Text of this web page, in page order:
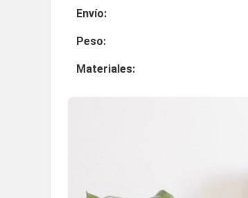
Envío:
Peso:
Materiales: